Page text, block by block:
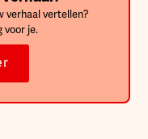
verhaal vertellen?
voor je.